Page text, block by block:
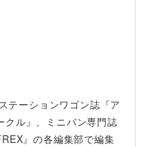
テーションワゴン誌『ア
クル』、ミニバン専門誌
』の各編集部で編集